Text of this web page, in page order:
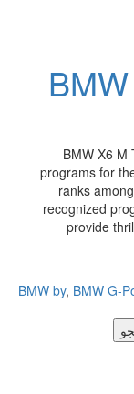
BMW X6
programs for
ranks
recognized
provide
BMW by,BMW